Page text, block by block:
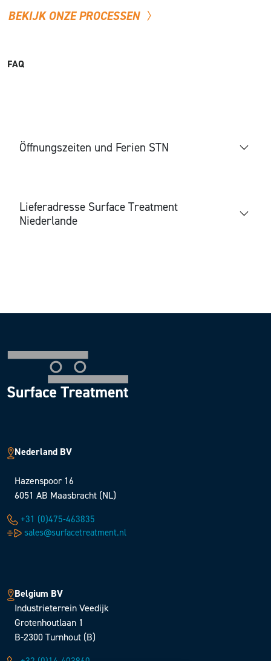
BEKIJK ONZE PROCESSEN
FAQ
Öffnungszeiten und Ferien STN
Lieferadresse Surface Treatment
Niederlande
Nederland BV
Hazenspoor 16
6051 AB Maasbracht (NL)
+31 (0)475-463835
sales@surfacetreatment.nl
Belgium BV
Industrieterrein Veedijk
Grotenhoutlaan 1
B-2300 Turnhout (B)